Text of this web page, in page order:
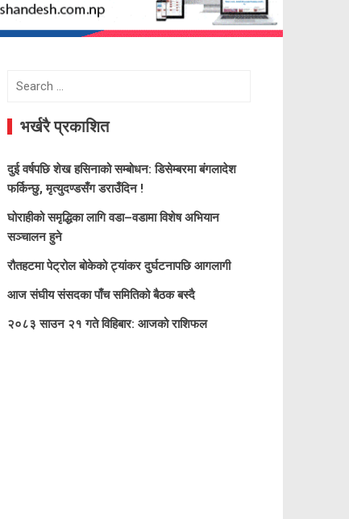
Search
भर्खरै प्रकाशित
दुई वर्षपछि शेख हसिनाको सम्बोधन: डिसेम्बरमा बंगलादेश
फर्किन्छु, मृत्युदण्डसँग डराउँदिन !
घोराहीको समृद्धिका लागि वडा–वडामा विशेष अभियान
सञ्चालन हुने
रौतहटमा पेट्रोल बोकेको ट्यांकर दुर्घटनापछि आगलागी
आज संघीय संसदका पाँच समितिको बैठक बस्दै
२०८३ साउन २१ गते विहिबार: आजको राशिफल